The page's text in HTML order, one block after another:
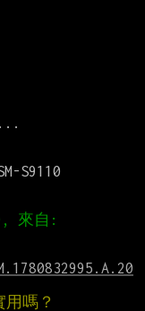
...
S9110
來自:
嗎？